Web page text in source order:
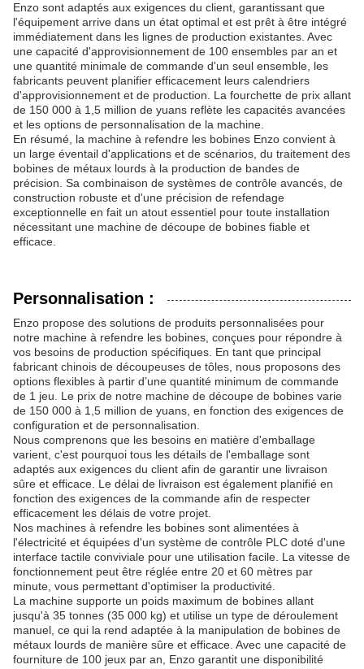
Enzo sont adaptés aux exigences du client, garantissant que
l'équipement arrive dans un état optimal et est prêt à être intégré
immédiatement dans les lignes de production existantes. Avec
une capacité d'approvisionnement de 100 ensembles par an et
une quantité minimale de commande d'un seul ensemble, les
fabricants peuvent planifier efficacement leurs calendriers
d'approvisionnement et de production. La fourchette de prix allant
de 150 000 à 1,5 million de yuans reflète les capacités avancées
et les options de personnalisation de la machine.
En résumé, la machine à refendre les bobines Enzo convient à
un large éventail d'applications et de scénarios, du traitement des
bobines de métaux lourds à la production de bandes de
précision. Sa combinaison de systèmes de contrôle avancés, de
construction robuste et d'une précision de refendage
exceptionnelle en fait un atout essentiel pour toute installation
nécessitant une machine de découpe de bobines fiable et
efficace.
Personnalisation :
Enzo propose des solutions de produits personnalisées pour
notre machine à refendre les bobines, conçues pour répondre à
vos besoins de production spécifiques. En tant que principal
fabricant chinois de découpeuses de tôles, nous proposons des
options flexibles à partir d’une quantité minimum de commande
de 1 jeu. Le prix de notre machine de découpe de bobines varie
de 150 000 à 1,5 million de yuans, en fonction des exigences de
configuration et de personnalisation.
Nous comprenons que les besoins en matière d'emballage
varient, c'est pourquoi tous les détails de l'emballage sont
adaptés aux exigences du client afin de garantir une livraison
sûre et efficace. Le délai de livraison est également planifié en
fonction des exigences de la commande afin de respecter
efficacement les délais de votre projet.
Nos machines à refendre les bobines sont alimentées à
l'électricité et équipées d'un système de contrôle PLC doté d'une
interface tactile conviviale pour une utilisation facile. La vitesse de
fonctionnement peut être réglée entre 20 et 60 mètres par
minute, vous permettant d'optimiser la productivité.
La machine supporte un poids maximum de bobines allant
jusqu'à 35 tonnes (35 000 kg) et utilise un type de déroulement
manuel, ce qui la rend adaptée à la manipulation de bobines de
métaux lourds de manière sûre et efficace. Avec une capacité de
fourniture de 100 jeux par an, Enzo garantit une disponibilité